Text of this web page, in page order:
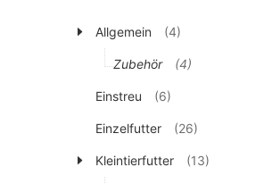
Allgemein (4)
Zubehör (4)
Einstreu (6)
Einzelfutter (26)
Kleintierfutter (13)